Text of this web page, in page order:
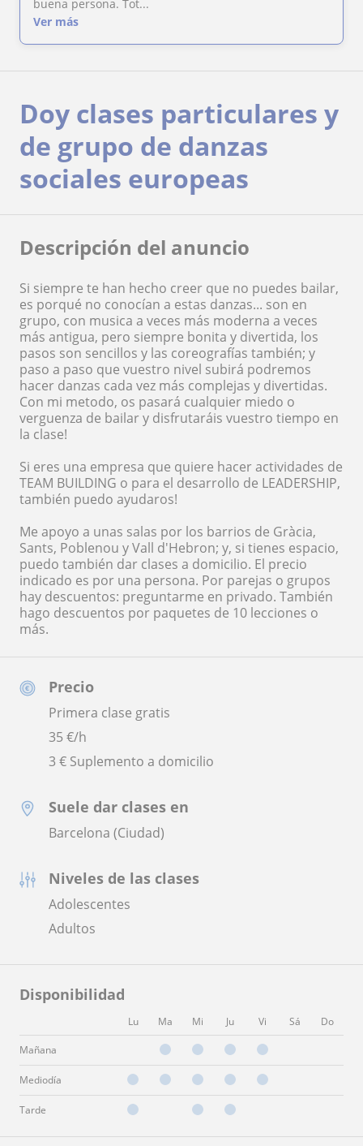
buena persona. Tot...
Ver más
Precio
Primera clase gratis
35€/h
3 € Suplemento a domicilio
Suele dar clases en
Barcelona (Ciudad)
Niveles de las clases
Adolescentes
Adultos
Disponibilidad
Lu Ma Mi Ju Vi Sá Do
Mañana
Mediodía
Tarde
Doy clases particulares y
de grupo de danzas
sociales europeas
Descripción del anuncio
Si siempre te han hecho creer que no puedes bailar,
es porqué no conocían a estas danzas... son en
grupo, con musica a veces más moderna a veces
más antigua, pero siempre bonita y divertida, los
pasos son sencillos y las coreografías también; y
paso a paso que vuestro nivel subirá podremos
hacer danzas cada vez más complejas y divertidas.
Con mi metodo, os pasará cualquier miedo o
verguenza de bailar y disfrutaráis vuestro tiempo en
la clase!
Si eres una empresa que quiere hacer actividades de
TEAM BUILDING o para el desarrollo de LEADERSHIP,
también puedo ayudaros!
Me apoyo a unas salas por los barrios de Gràcia,
Sants, Poblenou y Vall d'Hebron; y, si tienes espacio,
puedo también dar clases a domicilio. El precio
indicado es por una persona. Por parejas o grupos
hay descuentos: preguntarme en privado. También
hago descuentos por paquetes de 10 lecciones o
más.